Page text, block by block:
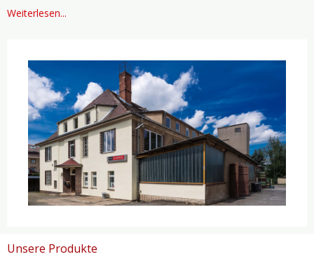
Weiterlesen...
Unsere Produkte